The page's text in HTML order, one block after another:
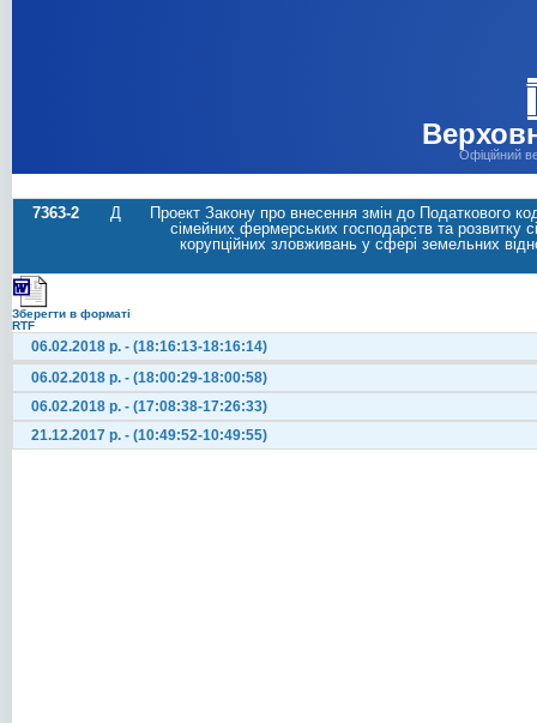
Офіційний
7363-2 Д
Проект Закону про внесення змін до Податкового
сімейних фермерських господарств та розвитку
корупційних зловживань у сфері земельних
Зберегти в форматі
RTF
06.02.2018 р. - (18:16:13-18:16:14)
06.02.2018 р. - (18:00:29-18:00:58)
06.02.2018 р. - (17:08:38-17:26:33)
21.12.2017 р. - (10:49:52-10:49:55)